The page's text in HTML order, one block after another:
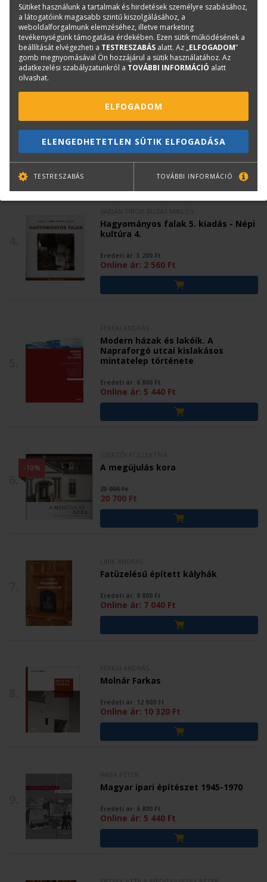
A takaréktűzhely - Népi kultúra 3.
Eredeti ár: 3 400 Ft
Online ár:2 720Ft
MEDGYASSZAY PÉTER-NOVÁK ÁGNES
Eredeti ár:4 500 Ft
Online ár:3 600 Ft
Hagyományos falak 5. kiadás - Népi
kultúra 4.
Eredeti ár: 3 200 Ft
Online ár: 2 560 Ft
Modern házak és lakóik. A
Napraforgó utcai kislakásos
mintatelep története
Eredeti ár: 6 800 Ft
Online ár: 5 440 Ft
-10% A megújulás kora
23 000 Ft
20 700 Ft
Fatüzelésű épített kályhák
Eredeti ár: 8 800 Ft
Online ár: 7 040 Ft
Molnár Farkas
Eredeti ár: 12 900 Ft
Online ár: 10 320 Ft
Magyar ipari építészet 1945-1970
Eredeti ár: 6 800 Ft
Online ár: 5 440 Ft
Sütiket használunk a tartalmak és hirdetések személyre szabásához,
a látogatóink magasabb szintű kiszolgálásához, a
weboldalforgalmunk elemzéséhez, illetve marketing
tevékenységünk támogatása érdekében. Ezen sütik működésének a
beállítását elvégezheti a TESTRESZABÁS alatt. Az „ELFOGADOM”
gomb megnyomásával Ön hozzájárul a sütik használatához. Az
adatkezelési szabályzatunkról a TOVÁBBI INFORMÁCIÓ alatt
olvashat.
ELFOGADOM
ELENGEDHETETLEN SÜTIK ELFOGADÁSA
TESTRESZABÁS TOVÁBBI INFORMÁCIÓ